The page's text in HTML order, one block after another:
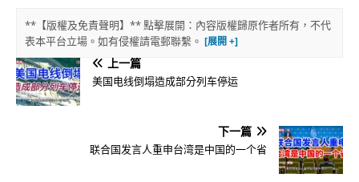
**【版權及免責聲明】** 點擊展開：內容版權歸原作者所有，不代
表本平台立場。如有侵權請電郵聯繫。
上一篇
美国电线倒塌造成部分列车停运
下一篇
联合国发言人重申台湾是中国的一个省